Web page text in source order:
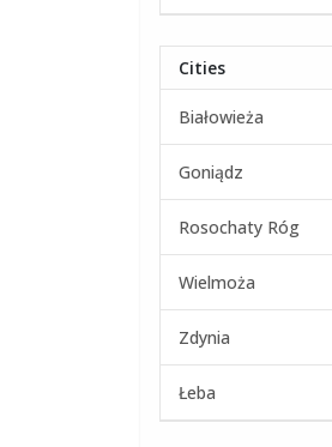
Cities
Białowieża
Goniądz
Rosochaty Róg
Wielmoża
Zdynia
Łeba